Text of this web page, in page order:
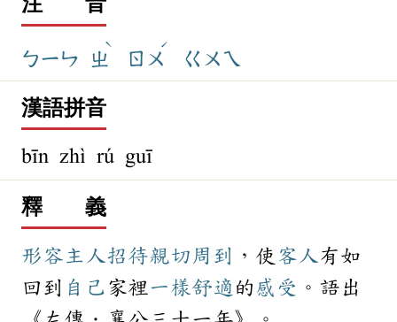
ㄅㄧㄣ ㄓ
ˋ
ㄖㄨ
ˊ
ㄍㄨㄟ
漢語拼音
bīn zhì rú guī
釋 義
形容 主人招待親切 周到 ，使 客人有如
回到 自己 家裡一樣舒適 的 感受 。語出